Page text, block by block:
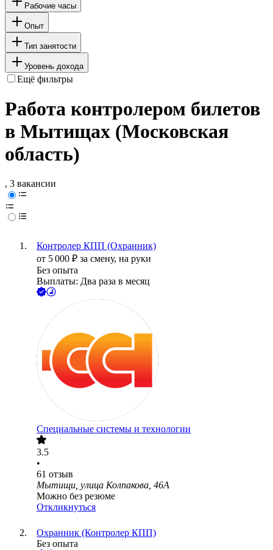
Рабочие часы
Опыт
Тип занятости
Уровень дохода
Ещё фильтры
Работа контролером билетов
в Мытищах (Московская
область)
, 3 вакансии
Контролер КПП (Охранник)
от 5 000 ₽ за смену, на руки
Без опыта
Выплаты: Два раза в месяц
Специальные системы и технологии
3.5
•
61 отзыв
Мытищи, улица Колпакова, 46А
Можно без резюме
Откликнуться
Охранник (Контролер КПП)
Без опыта